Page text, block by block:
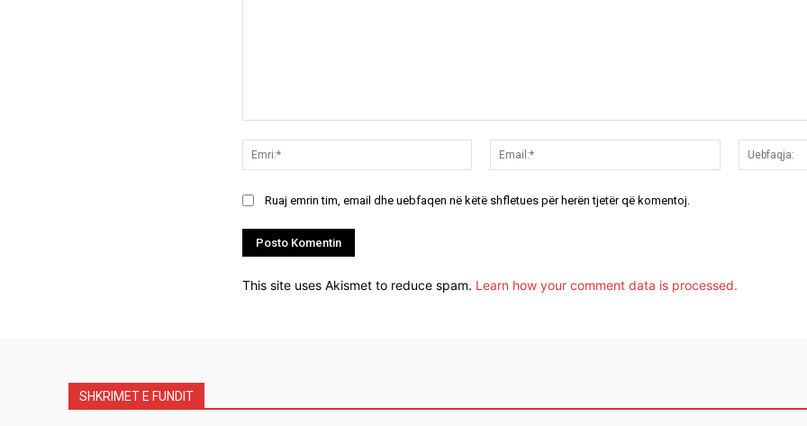
Emri:*
Email:*
Ruaj emrin tim, email dhe uebfaqen në këtë shfletues për herën tjetër që komentoj.
This site uses Akismet to reduce spam. Learn how your comment data is processed.
SHKRIMET E FUNDIT